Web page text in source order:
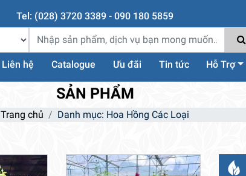
Tel: (028) 3720 3389 - 090 180 5859
Liên hệ Catalogue Ưu đãi Tin tức Hỗ Trợ
SẢN PHẨM
Trang chủ Danh mục: Hoa Hồng Các Loại